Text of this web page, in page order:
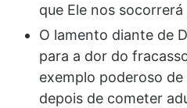
que Ele nos
O lamento diante de
para a dor do
exemplo poderoso
depois de cometer